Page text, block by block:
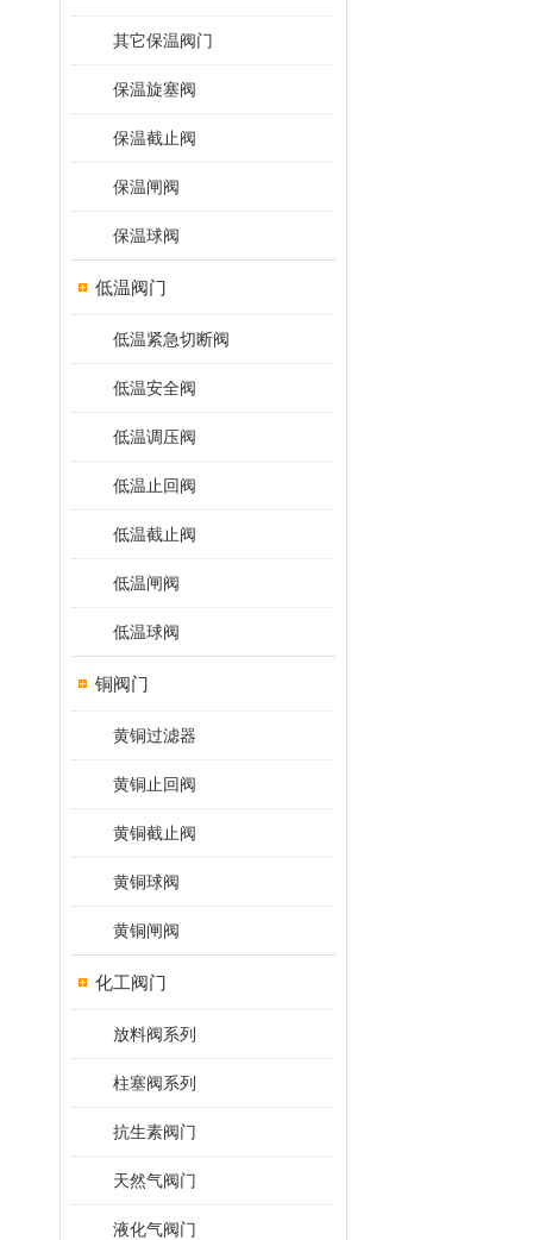
其它保温阀门
保温旋塞阀
保温截止阀
保温闸阀
保温球阀
低温阀门
低温紧急切断阀
低温安全阀
低温调压阀
低温止回阀
低温截止阀
低温闸阀
低温球阀
铜阀门
黄铜过滤器
黄铜止回阀
黄铜截止阀
黄铜球阀
黄铜闸阀
化工阀门
放料阀系列
柱塞阀系列
抗生素阀门
天然气阀门
液化气阀门